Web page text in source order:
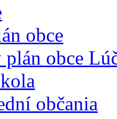
obce
plán obce
občania